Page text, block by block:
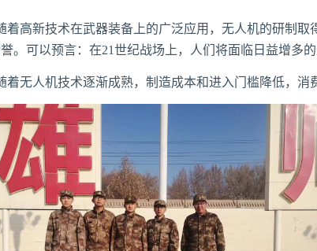
高新技术在武器装备上的广泛应用，无人机的研制取
。可以预言：在21世纪战场上，人们将面临日益增多
无人机技术逐渐成熟，制造成本和进入门槛降低，消